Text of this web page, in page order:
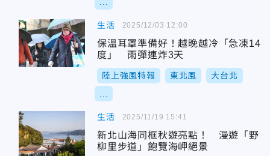
生活
保溫耳罩準備好！越晚越冷「急凍14
度」 雨彈連炸3天
陸上強風特報 東北風 大台北
2025/12/03 12:00
生活
新北山海同框秋遊亮點！ 漫遊「野
柳里步道」飽覽海岬絕景
2025/11/19 15:41